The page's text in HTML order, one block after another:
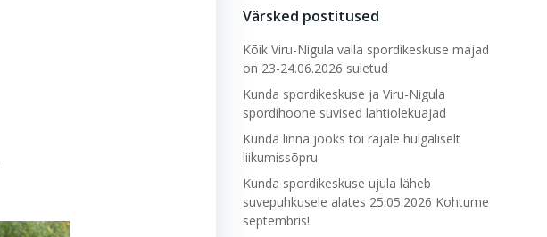
Värsked postitused
Kõik Viru-Nigula valla spordikeskuse majad
on 23-24.06.2026 suletud
Kunda spordikeskuse ja Viru-Nigula
spordihoone suvised lahtiolekuajad
Kunda linna jooks tõi rajale hulgaliselt
liikumissõpru
Kunda spordikeskuse ujula läheb
suvepuhkusele alates 25.05.2026 Kohtume
septembris!